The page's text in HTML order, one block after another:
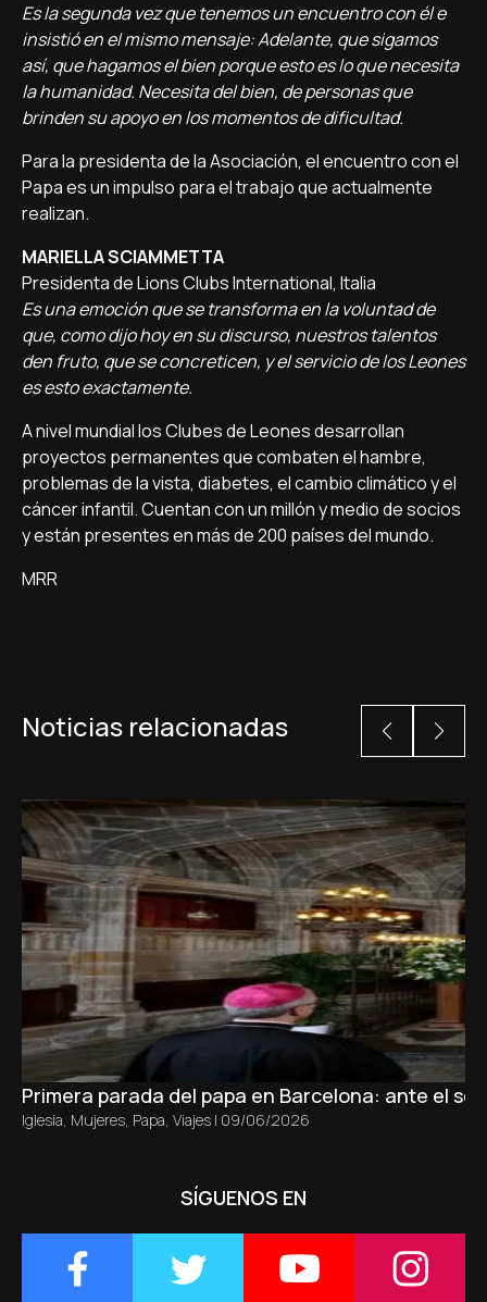
Es la segunda vez que tenemos un encuentro con él e
insistió en el mismo mensaje: Adelante, que sigamos
así, que hagamos el bien porque esto es lo que necesita
la humanidad. Necesita del bien, de personas que
brinden su apoyo en los momentos de dificultad.
Para la presidenta de la Asociación, el encuentro con el
Papa es un impulso para el trabajo que actualmente
realizan.
MARIELLA SCIAMMETTA
Presidenta de Lions Clubs International, Italia
Es una emoción que se transforma en la voluntad de
que, como dijo hoy en su discurso, nuestros talentos
den fruto, que se concreticen, y el servicio de los Leones
es esto exactamente.
A nivel mundial los Clubes de Leones desarrollan
proyectos permanentes que combaten el hambre,
problemas de la vista, diabetes, el cambio climático y el
cáncer infantil. Cuentan con un millón y medio de socios
y están presentes en más de 200 países del mundo.
MRR
Noticias relacionadas
Primera parada del papa en Barcelona: ante el
Iglesia, Mujeres, Papa, Viajes | 09/06/2026
SÍGUENOS EN